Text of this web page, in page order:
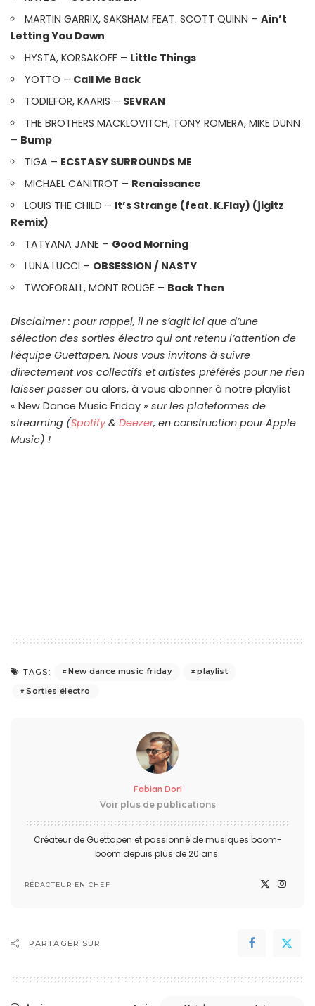
MARTIN GARRIX, SAKSHAM FEAT. SCOTT QUINN –Ain’t
Letting You Down
HYSTA, KORSAKOFF – Little Things
YOTTO – Call Me Back
TODIEFOR, KAARIS – SEVRAN
THE BROTHERS MACKLOVITCH, TONY ROMERA, MIKE DUNN
– Bump
TIGA – ECSTASY SURROUNDS ME
MICHAEL CANITROT – Renaissance
LOUIS THE CHILD – It’s Strange (feat. K.Flay) (jigitz
Remix)
TATYANA JANE – Good Morning
LUNA LUCCI – OBSESSION / NASTY
TWOFORALL, MONT ROUGE – Back Then
Disclaimer : pour rappel, il ne s’agit ici que d’une
sélection des sorties électro qui ont retenu l’attention de
l’équipe Guettapen. Nous vous invitons à suivre
directement vos collectifs et artistes préférés pour ne rien
laisser passerou alors, à vous abonner à notre playlist
« New Dance Music Friday » sur les plateformes de
streaming (Spotify& Deezer, en construction pour Apple
Music) !
TAGS: New dance music friday
playlist
Sorties électro
Fabian Dori
Voir plus de publications
Créateur de Guettapen et passionné de musiques boom-
boom depuis plus de 20 ans.
RÉDACTEUR EN CHEF
PARTAGER SUR